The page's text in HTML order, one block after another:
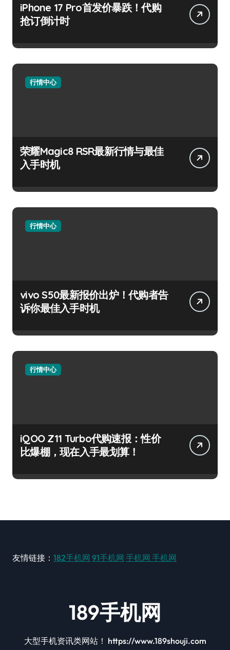
iPhone 17 Pro首发价暴跌！代购
抢订倒计时
行情中心
荣耀Magic8 RSR最新行情与最佳
入手时机
行情中心
vivo S50最新报价出炉！代购者告
诉你最佳入手时机
行情中心
iQOO Z11 Turbo代购速报：性价
比爆棚，现在入手最划算！
友情链接： 182手机网 91手机网 手机网 手机网
189手机网
大型手机资讯类网站！ https://www.189shouji.com